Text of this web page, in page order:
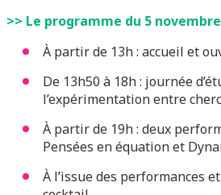
>> Le programme du 5
À partir de 13h : accueil et
De 13h50 à 18h : journée
l’expérimentation entre
À partir de 19h : deux
Pensées en équation et
À l’issue des performances